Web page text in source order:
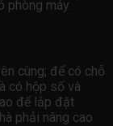
phòng máy.
cùng; để có chỗ
có hộp số và
để lắp đặt
phải nâng cao